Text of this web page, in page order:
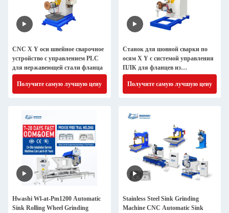
CNC X Y оси швейное сварочное
устройство с управлением PLC
для нержавеющей стали фланца
Получите самую лучшую цену
Станок для шовной сварки по
осям X Y с системой управления
ПЛК для фланцев из
нержавеющей стали
Получите самую лучшую цену
Hwashi Wl-at-Pm1200 Automatic
Sink Rolling Wheel Grinding
Stainless Steel Sink Grinding
Machine CNC Automatic Sink